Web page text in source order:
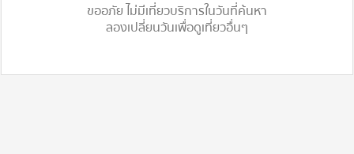
ขออภัย ไม่มีเที่ยวบริการในวันที่ค้นหา
ลองเปลี่ยนวันเพื่อดูเที่ยวอื่นๆ